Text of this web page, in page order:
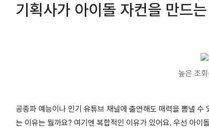
기획사가 아이돌 자컨을 만드
높은 조
공중파 예능이나 인기 유튜브 채널에 출연해도 매력을 뽐낼
는 이유는 뭘까요? 여기엔 복합적인 이유가 있어요. 우선 아이